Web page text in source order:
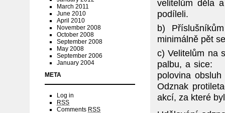
March 2011
June 2010
April 2010
November 2008
October 2008
September 2008
May 2008
September 2006
January 2004
META
Log in
RSS
Comments RSS
velitelům děla
podíleli.
b)
minimálně pět
c) Velitelům na
palbu, a
polovina
Odznak
akcí, za které